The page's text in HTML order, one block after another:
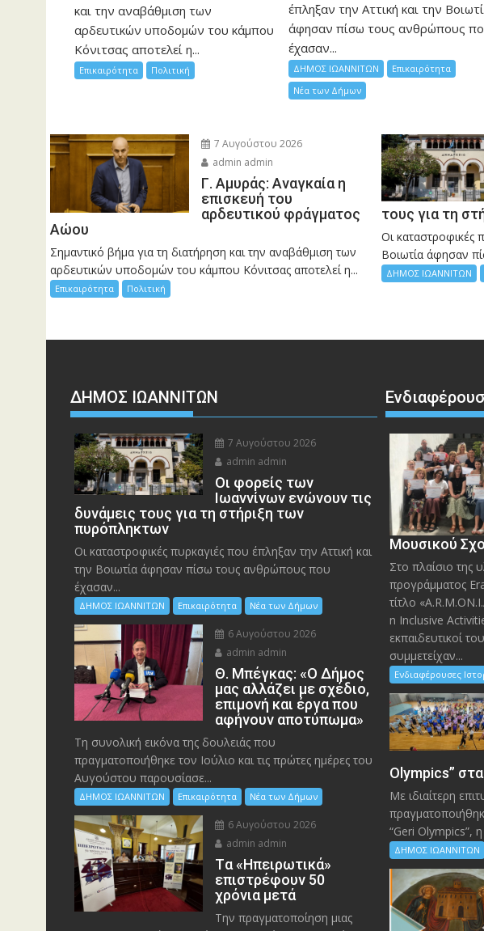
και την αναβάθμιση των
αρδευτικών υποδομών του κάμπου
Κόνιτσας αποτελεί η...
Επικαιρότητα Πολιτική
έπληξαν την Αττική και την
άφησαν πίσω τους ανθρώπους
έχασαν...
ΔΗΜΟΣ ΙΩΑΝΝΙΤΩΝ
Επικαιρότητα
Νέα των Δήμων
7 Αυγούστου 2026
admin admin
Γ. Αμυράς: Αναγκαία η
επισκευή του
αρδευτικού φράγματος
Αώου
Σημαντικό βήμα για τη διατήρηση και την αναβάθμιση των
αρδευτικών υποδομών του κάμπου Κόνιτσας αποτελεί η...
Επικαιρότητα Πολιτική
τους για τη
Οι καταστροφικές
Bοιωτία άφησαν
ΔΗΜΟΣ ΙΩΑΝΝΙΤΩΝ
ΔΗΜΟΣ ΙΩΑΝΝΙΤΩΝ
7 Αυγούστου 2026
admin admin
Οι φορείς των
Ιωαννίνων ενώνουν τις
δυνάμεις τους για τη στήριξη των
πυρόπληκτων
Οι καταστροφικές πυρκαγιές που έπληξαν την Αττική και
την Bοιωτία άφησαν πίσω τους ανθρώπους που
έχασαν...
ΔΗΜΟΣ ΙΩΑΝΝΙΤΩΝ Επικαιρότητα Νέα των Δήμων
6 Αυγούστου 2026
admin admin
Θ. Μπέγκας: «Ο Δήμος
μας αλλάζει με σχέδιο,
επιμονή και έργα που
αφήνουν αποτύπωμα»
Τη συνολική εικόνα της δουλειάς που
πραγματοποιήθηκε τον Ιούλιο και τις πρώτες ημέρες του
Αυγούστου παρουσίασε...
ΔΗΜΟΣ ΙΩΑΝΝΙΤΩΝ Επικαιρότητα Νέα των Δήμων
6 Αυγούστου 2026
admin admin
Tα «Ηπειρωτικά»
επιστρέφουν 50
χρόνια μετά
Την πραγματοποίηση μιας
Μουσικού
Στο πλαίσιο της
προγράμματος
τίτλο
n Inclusive
εκπαιδευτικοί
συμμετείχαν...
Ενδιαφέρουσες
Olympics”
Με ιδιαίτερη
“Geri Olympics”,
ΔΗΜΟΣ ΙΩΑΝΝΙΤΩΝ